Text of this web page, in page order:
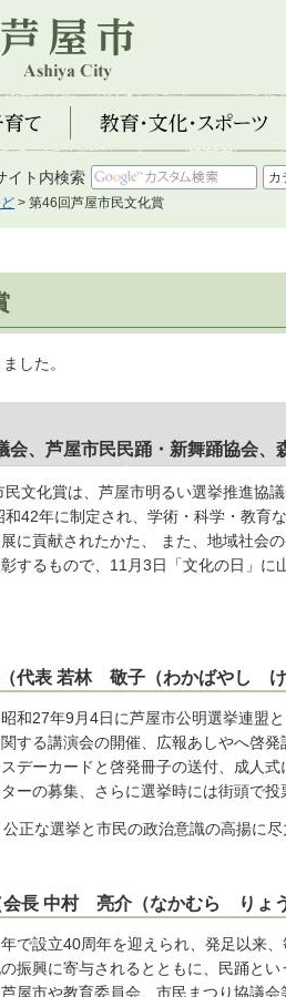
教育・文化・スポーツ
イト内検索
> 第46回芦屋市民文化賞
した。
、芦屋市民民踊・新舞踊協会、
文化賞は、芦屋市明るい選挙推進協
42年に制定され、学術・科学・教育
に貢献されたかた、 また、地域社会
するもので、11月3日「文化の日」に
代表 若林 敬子（わかばやし け
和27年9月4日に芦屋市公明選挙連盟
する講演会の開催、広報あしやへ啓
デーカードと啓発冊子の送付、成人式
ーの募集、さらに選挙時には街頭で投
正な選挙と市民の政治意識の高揚に
会長 中村 亮介（なかむら りょう
で設立40周年を迎えられ、発足以来
振興に寄与されるとともに、民踊と
屋市や教育委員会、市民まつり協議会